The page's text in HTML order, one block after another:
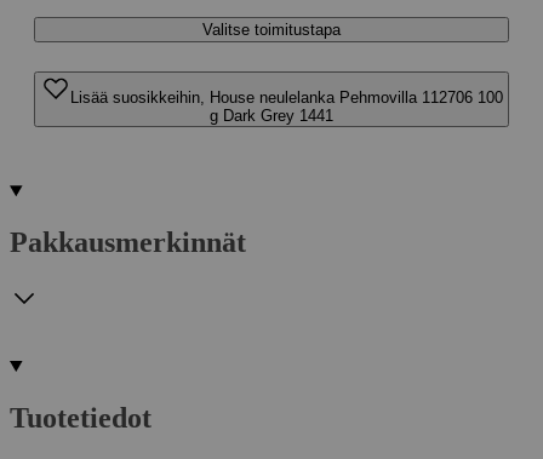
Valitse toimitustapa
Lisää suosikkeihin, House neulelanka Pehmovilla 112706 100
g Dark Grey 1441
Pakkausmerkinnät
Tuotetiedot